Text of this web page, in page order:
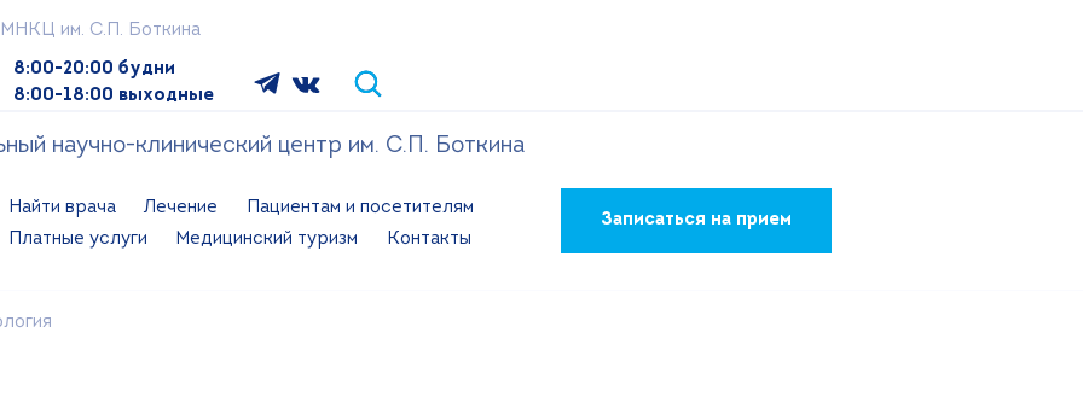
им. С.П. Боткина
8:00-20:00 будни
8:00-18:00 выходные
научно-клинический центр им. С.П. Боткина
Найти врача Лечение
Пациентам и посетителям
Платные услуги
Медицинский туризм Контакты
Записаться на прием